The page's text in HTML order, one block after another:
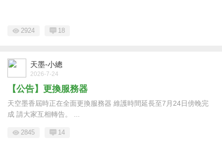
2924 18
天墨-小總
2026-7-24
【公告】更換服務器
天空墨香屆時正在全面更換服務器 維護時間延長至7月24日傍晚完
成 請大家互相轉告。 ...
2845 14